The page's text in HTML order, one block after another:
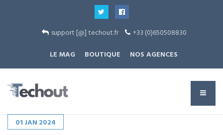
support [@] techout.fr
+33 (0)650508830
LE MAG
BOUTIQUE NOS AGENCES
01 JAN 2024